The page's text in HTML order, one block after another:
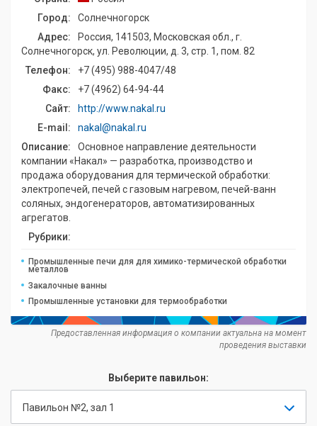
Город:
Солнечногорск
Адрес:
Россия, 141503, Московская обл., г.
Солнечногорск, ул. Революции, д. 3, стр. 1, пом. 82
Телефон:
+7 (495) 988-4047/48
Факс:
+7 (4962) 64-94-44
Сайт:
http://www.nakal.ru
E-mail:
nakal@nakal.ru
Описание:
Основное направление деятельности
компании «Накал» — разработка, производство и
продажа оборудования для термической обработки:
электропечей, печей с газовым нагревом, печей-ванн
соляных, эндогенераторов, автоматизированных
агрегатов.
Рубрики:
Промышленные печи для для химико-термической обработки
металлов
Закалочные ванны
Промышленные установки для термообработки
Предоставленная информация о компании актуальна на момент
проведения выставки
Выберите павильон:
Павильон №2, зал 1